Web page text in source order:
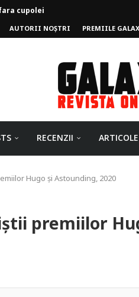
seară
PavelTimpului
AUTORII NOȘTRI PREMIILE
RECENZII ARTICOLE
Hugo și Astounding, 2020
premiilor